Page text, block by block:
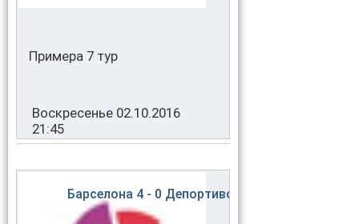
Примера 7 тур
Воскресенье 02.10.2016
21:45
Барселона 4 - 0 Депортиво